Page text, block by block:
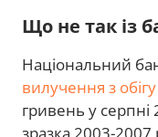
Що не так із
Національний
вилучення з обігу
гривень у серпні